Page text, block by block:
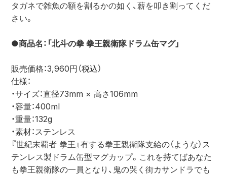
タガネで雑魚の額を割るかの如く、薪を叩き割ってくだ
さい。
●商品名：「北斗の拳 拳王親衛隊ドラム缶マグ」
販売価格：3,960円（税込）
仕様：
・サイズ：直径73mm × 高さ106mm
・容量：400ml
・重量：132g
・素材：ステンレス
『世紀末覇者 拳王』有する拳王親衛隊支給の（ような）ス
テンレス製ドラム缶型マグカップ。これを持てばあなた
も拳王親衛隊の一員となり、鬼の哭く街カサンドラでも